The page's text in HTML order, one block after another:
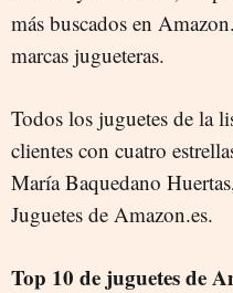
más buscados en
marcas jugueteras.
Todos los juguetes de la
clientes con cuatro
María Baquedano
Juguetes de Amazon.es.
Top 10 de juguetes de